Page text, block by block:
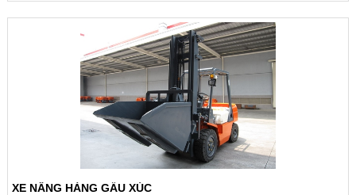
XE NÂNG HÀNG GẦU XÚC